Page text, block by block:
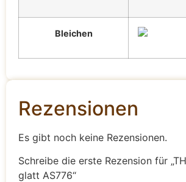
Bleichen
Rezensionen
Es gibt noch keine Rezensionen.
Schreibe die erste Rezension für
glatt AS776“